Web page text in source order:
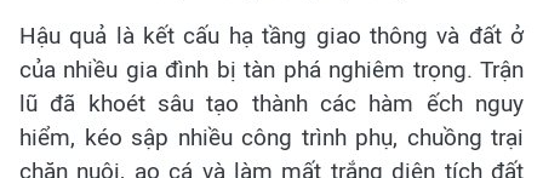
Hậu quả là kết cấu hạ tầng giao thông và đất ở
của nhiều gia đình bị tàn phá nghiêm trọng. Trận
lũ đã khoét sâu tạo thành các hàm ếch nguy
hiểm, kéo sập nhiều công trình phụ, chuồng trại
chăn nuôi, ao cá và làm mất trắng diện tích đất